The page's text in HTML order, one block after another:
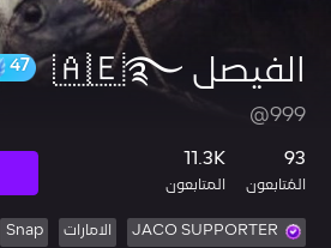
الفيصل 🇦🇪࿐
@999
93
المُتابعون
11.3K
المتابعون
JACO SUPPORTER الامارات Snap